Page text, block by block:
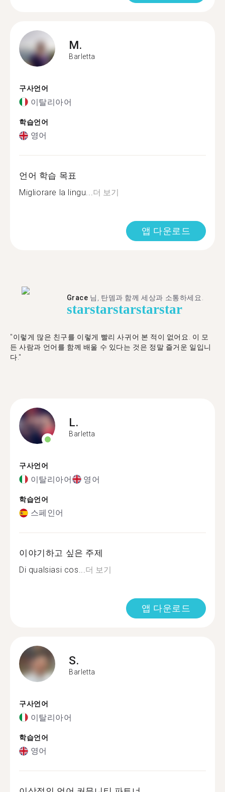
M.
Barletta
구사언어
이탈리아어
학습언어
영어
언어 학습 목표
Migliorare la lingu...더 보기
앱 다운로드
Grace 님, 탄뎀과 함께 세상과 소통하세요.
starstarstarstarstar
"이렇게 많은 친구를 이렇게 빨리 사귀어 본 적이 없어요. 이 모
든 사람과 언어를 함께 배울 수 있다는 것은 정말 즐거운 일입니
다."
L.
Barletta
구사언어
이탈리아어 영어
학습언어
스페인어
이야기하고 싶은 주제
Di qualsiasi cos...더 보기
앱 다운로드
S.
Barletta
구사언어
이탈리아어
학습언어
영어